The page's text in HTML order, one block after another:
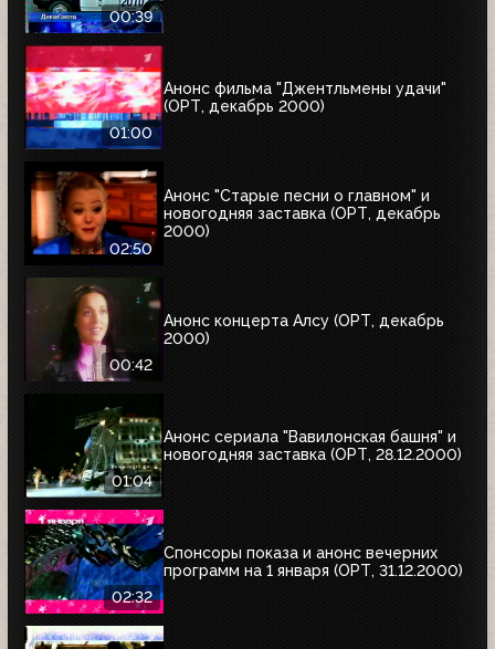
00:39
01:00
Анонс фильма "Джентльмены удачи"
(ОРТ, декабрь 2000)
02:50
Анонс "Старые песни о главном" и
новогодняя заставка (ОРТ, декабрь
2000)
00:42
Анонс концерта Алсу (ОРТ, декабрь
2000)
01:04
Анонс сериала "Вавилонская башня" и
новогодняя заставка (ОРТ, 28.12.2000)
02:32
Спонсоры показа и анонс вечерних
программ на 1 января (ОРТ, 31.12.2000)